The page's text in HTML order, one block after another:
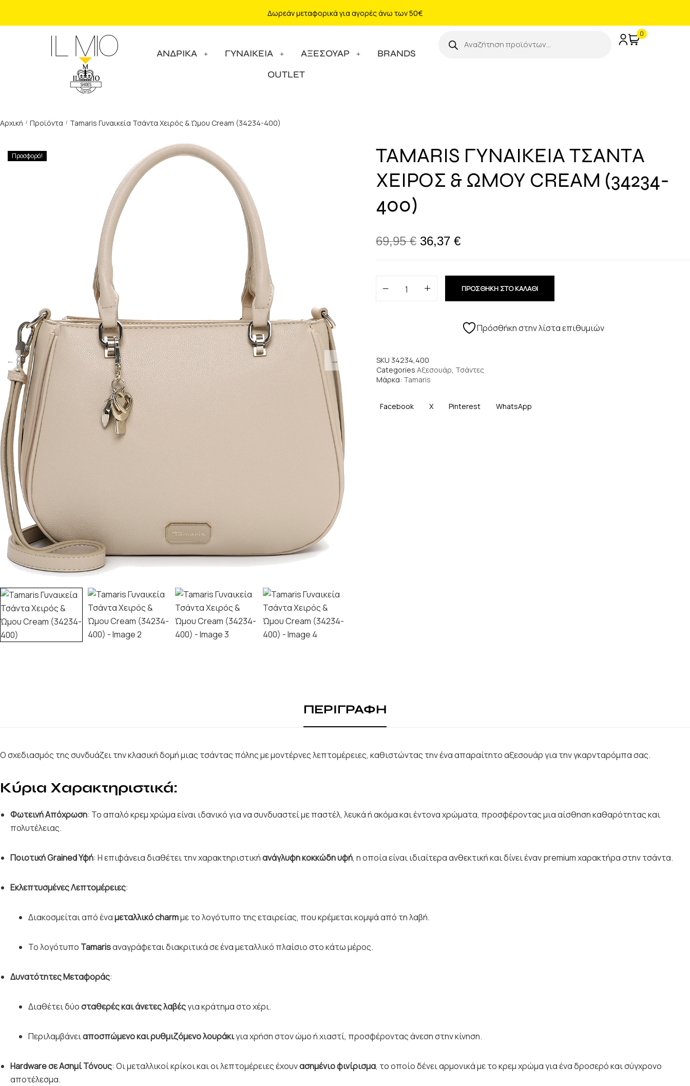
Δωρεάν μεταφορικά για αγορές άνω των 50€
ΑΝΔΡΙΚΑ ΓΥΝΑΙΚΕΙΑ ΑΞΕΣΟΥΑΡ
BRANDS
OUTLET
0
Αρχική / Προϊόντα / Tamaris Γυναικεία Τσάντα Χειρός & Ώμου Cream (34234-400)
Προσφορά!
TAMARIS ΓΥΝΑΙΚΕΙΑ ΤΣΑΝΤΑ
ΧΕΙΡΟΣ & ΩΜΟΥ CREAM (34234-
400)
69,95€ 36,37 €
ΠΡΟΣΘΗΚΗ ΣΤΟ ΚΑΛΑΘΙ
Πρόσθήκη στην λίστα επιθυμιών
SKU 34234,400
Categories Αξεσουάρ, Τσάντες
Μάρκα: Tamaris
Facebook X Pinterest WhatsApp
ΠΕΡΙΓΡΑΦΗ
Ο σχεδιασμός της συνδυάζει την κλασική δομή μιας τσάντας πόλης με μοντέρνες λεπτομέρειες, καθιστώντας την ένα απαραίτητο αξεσουάρ για την γκαρνταρόμπα σας.
Κύρια Χαρακτηριστικά:
Φωτεινή Απόχρωση: Το απαλό κρεμ χρώμα είναι ιδανικό για να συνδυαστεί με παστέλ, λευκά ή ακόμα και έντονα χρώματα, προσφέροντας μια αίσθηση καθαρότητας και
πολυτέλειας.
Ποιοτική Grained Υφή: Η επιφάνεια διαθέτει την χαρακτηριστικήανάγλυφη κοκκώδη υφή, η οποία είναι ιδιαίτερα ανθεκτική και δίνει έναν premium χαρακτήρα στην τσάντα.
Εκλεπτυσμένες Λεπτομέρειες:
Διακοσμείται από έναμεταλλικό charmμε το λογότυπο της εταιρείας, που κρέμεται κομψά από τη λαβή.
Το λογότυπο Tamarisαναγράφεται διακριτικά σε ένα μεταλλικό πλαίσιο στο κάτω μέρος.
Δυνατότητες Μεταφοράς:
Διαθέτει δύοσταθερές και άνετες λαβέςγια κράτημα στο χέρι.
Περιλαμβάνειαποσπώμενο και ρυθμιζόμενο λουράκιγια χρήση στον ώμο ή χιαστί, προσφέροντας άνεση στην κίνηση.
Hardware σε Ασημί Τόνους: Οι μεταλλικοί κρίκοι και οι λεπτομέρειες έχουνασημένιο φινίρισμα, το οποίο δένει αρμονικά με το κρεμ χρώμα για ένα δροσερό και σύγχρονο
αποτέλεσμα.